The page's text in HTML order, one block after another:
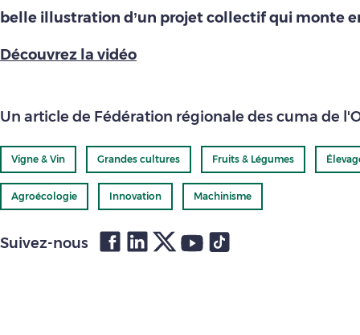
belle illustration d’un projet collectif qui monte
Découvrez la vidéo
Un article de Fédération régionale des cuma de
Vigne & Vin Grandes cultures Fruits & Légumes
Agroécologie Innovation Machinisme
Suivez-nous